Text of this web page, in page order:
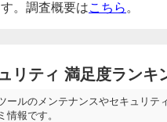
。調査概要はこちら 。
リティ 満足度ランキ
ールのメンテナンスやセキュリテ
情報です。